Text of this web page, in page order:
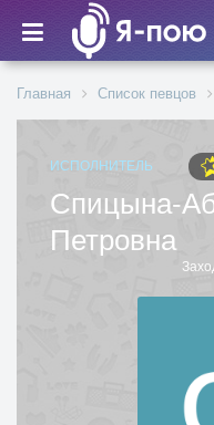
Главная Список певцов
ИСПОЛНИТЕЛЬ
Спицына-
Петровна